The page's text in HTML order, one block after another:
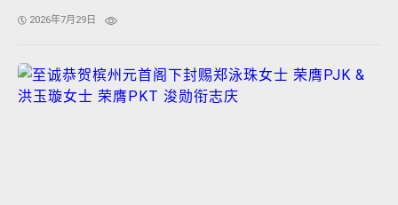
2026年7月29日